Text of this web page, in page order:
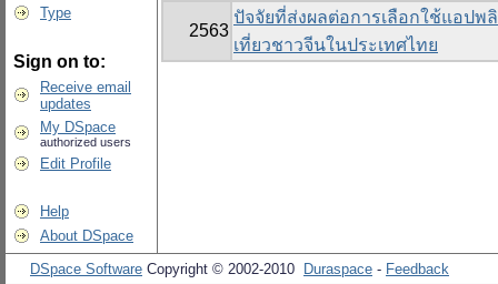
Type
Sign on to:
Receive email
updates
My DSpace
authorized users
Edit Profile
Help
About DSpace
2563
ปัจจัยที่ส่งผลต่อการเลือกใช้แอป
เที่ยวชาวจีนในประเทศไทย
DSpace Software Copyright © 2002-2010 Duraspace - Feedback